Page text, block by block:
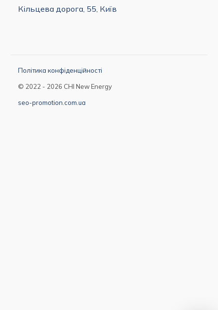
Кільцева дорога, 55, Київ
Політика конфіденційності
© 2022 - 2026 CHI New Energy
seo-promotion.com.ua